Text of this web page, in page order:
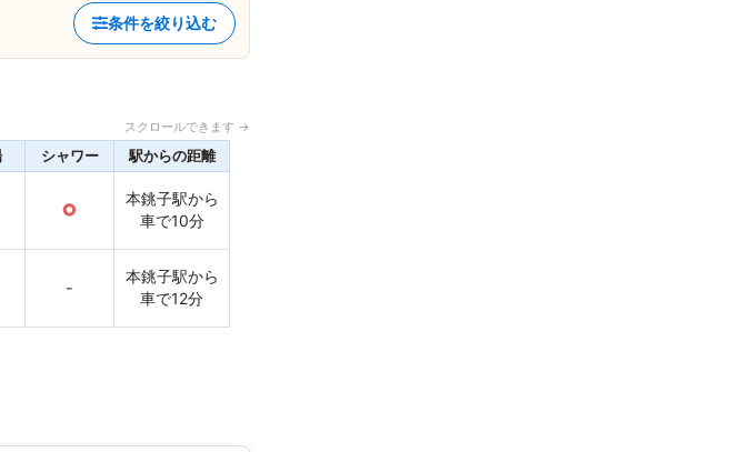
条件を絞り込む
スクロールできます →
シャワー 駅からの距離
○
本銚子駅から
車で10分
-
本銚子駅から
車で12分